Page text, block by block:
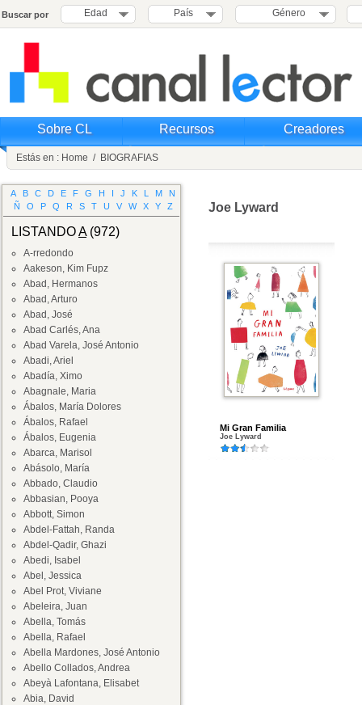
Buscar por Edad País Género
Sobre CL Recursos Creadores
Estás en : Home / BIOGRAFIAS
A B C D E F G H I J K L M
N
Ñ
O P Q R S T U V W X Y Z
LISTANDOA(972)
A-rredondo
Aakeson, Kim Fupz
Abad, Hermanos
Abad, Arturo
Abad, José
Abad Carlés, Ana
Abad Varela, José Antonio
Abadi, Ariel
Abadía, Ximo
Abagnale, Maria
Ábalos, María Dolores
Ábalos, Rafael
Ábalos, Eugenia
Abarca, Marisol
Abásolo, María
Abbado, Claudio
Abbasian, Pooya
Abbott, Simon
Abdel-Fattah, Randa
Abdel-Qadir, Ghazi
Abedi, Isabel
Abel, Jessica
Abel Prot, Viviane
Abeleira, Juan
Abella, Tomás
Abella, Rafael
Abella Mardones, José Antonio
Abello Collados, Andrea
Abeyà Lafontana, Elisabet
Abia, David
Joe Lyward
Mi Gran Familia
Joe Lyward